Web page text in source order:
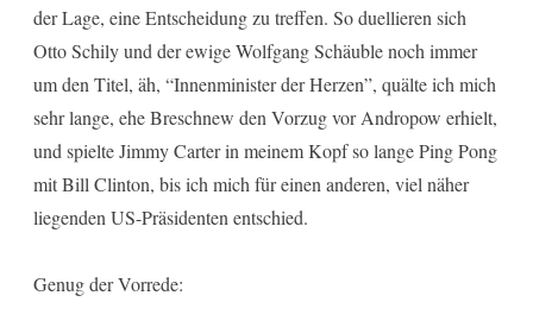
der Lage, eine Entscheidung zu treffen. So duellieren sich
Otto Schily und der ewige Wolfgang Schäuble noch immer
um den Titel, äh, “Innenminister der Herzen”, quälte ich mich
sehr lange, ehe Breschnew den Vorzug vor Andropow erhielt,
und spielte Jimmy Carter in meinem Kopf so lange Ping Pong
mit Bill Clinton, bis ich mich für einen anderen, viel näher
liegenden US-Präsidenten entschied.
Genug der Vorrede: